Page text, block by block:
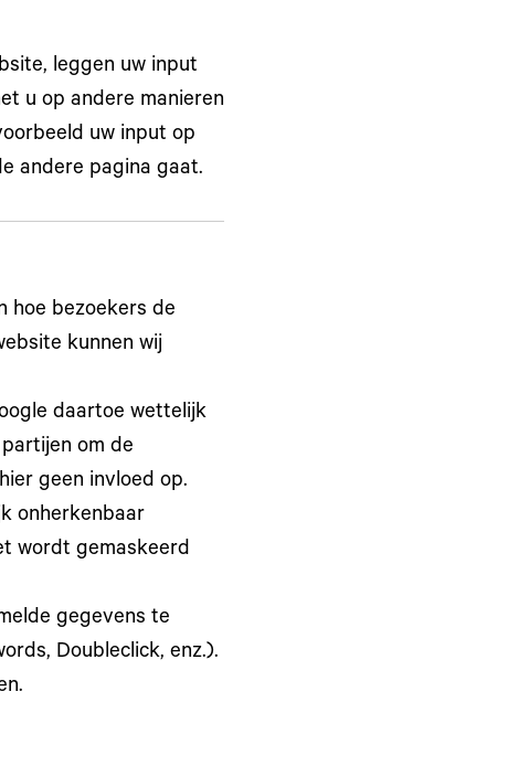
leggen uw input
u op andere manieren
uw input op
andere pagina gaat.
hoe bezoekers de
kunnen wij
daartoe wettelijk
om de
geen invloed op.
onherkenbaar
wordt gemaskeerd
gegevens te
Doubleclick, enz.).